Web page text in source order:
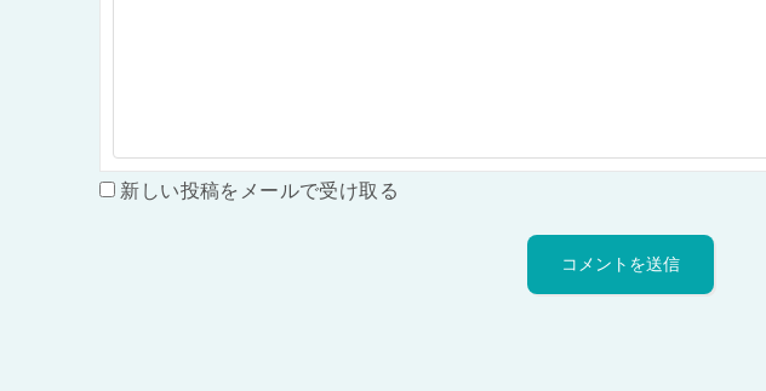
新しい投稿をメールで受け取る